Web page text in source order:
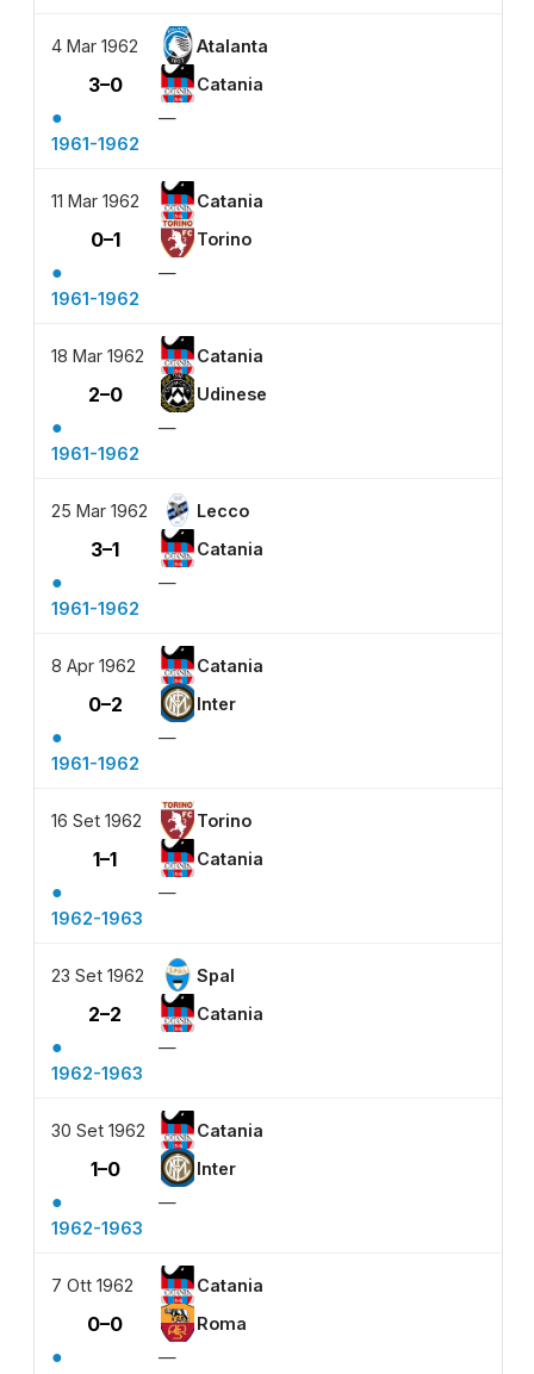
4 Mar 1962 Atalanta
3–0 Catania
●
—
1961-1962
11 Mar 1962 Catania
0–1 Torino
●
—
1961-1962
18 Mar 1962 Catania
2–0 Udinese
●
—
1961-1962
25 Mar 1962 Lecco
3–1 Catania
●
—
1961-1962
8 Apr 1962 Catania
0–2 Inter
●
—
1961-1962
16 Set 1962 Torino
1–1 Catania
●
—
1962-1963
23 Set 1962 Spal
2–2 Catania
●
—
1962-1963
30 Set 1962 Catania
1–0 Inter
●
—
1962-1963
7 Ott 1962 Catania
0–0 Roma
●
—